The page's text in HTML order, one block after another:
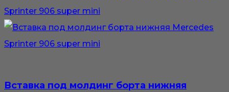
Вставка под молдинг борта нижняя